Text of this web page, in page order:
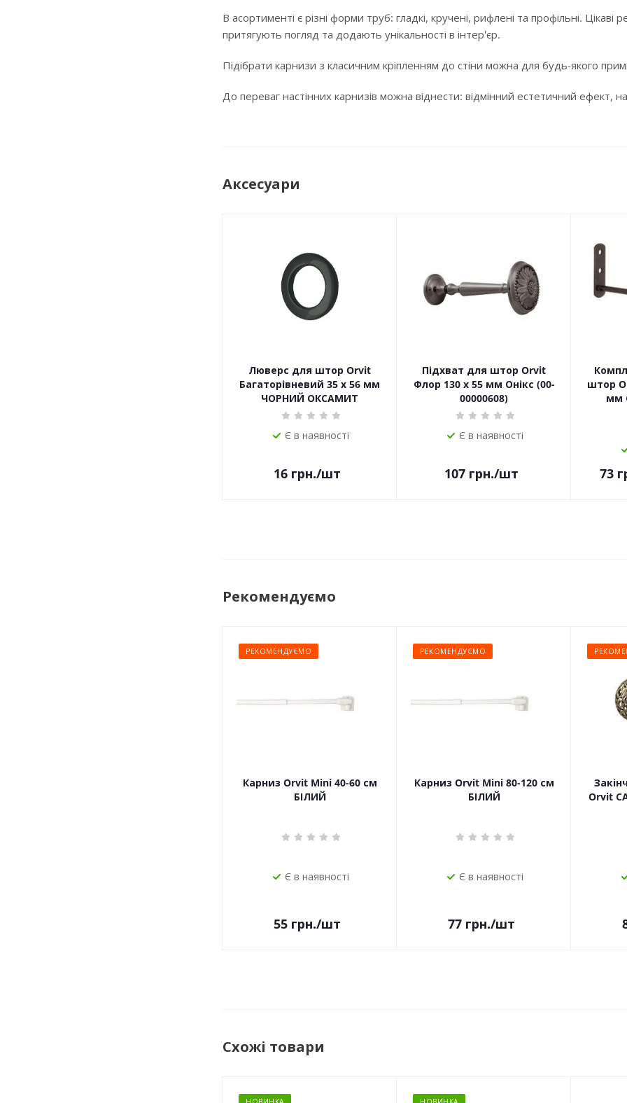
В асортименті є різні форми труб: гладкі, кручені, рифлені та профільні.
притягують погляд та додають унікальності в інтер'єр.
Підібрати карнизи з класичним кріпленням до стіни можна для будь-якого
До переваг настінних карнизів можна віднести: відмінний естетичний ефект,
Аксесуари
Люверс для штор Orvit
Багаторівневий 35 х 56 мм
ЧОРНИЙ ОКСАМИТ
Є в наявності
16 грн./шт
Підхват для штор Orvit
Флор 130 х 55 мм Онікс (00-
00000608)
Є в наявності
107 грн./шт
штор
мм
73
Рекомендуємо
РЕКОМЕНДУЄМО
Карниз Orvit Mini 40-60 см
БІЛИЙ
Є в наявності
55 грн./шт
РЕКОМЕНДУЄМО
Карниз Orvit Mini 80-120 см
БІЛИЙ
Є в наявності
77 грн./шт
Orvit
Схожі товари